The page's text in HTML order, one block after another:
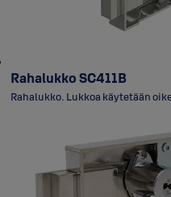
Rahalukko SC411B
Rahalukko. Lukkoa käytetään